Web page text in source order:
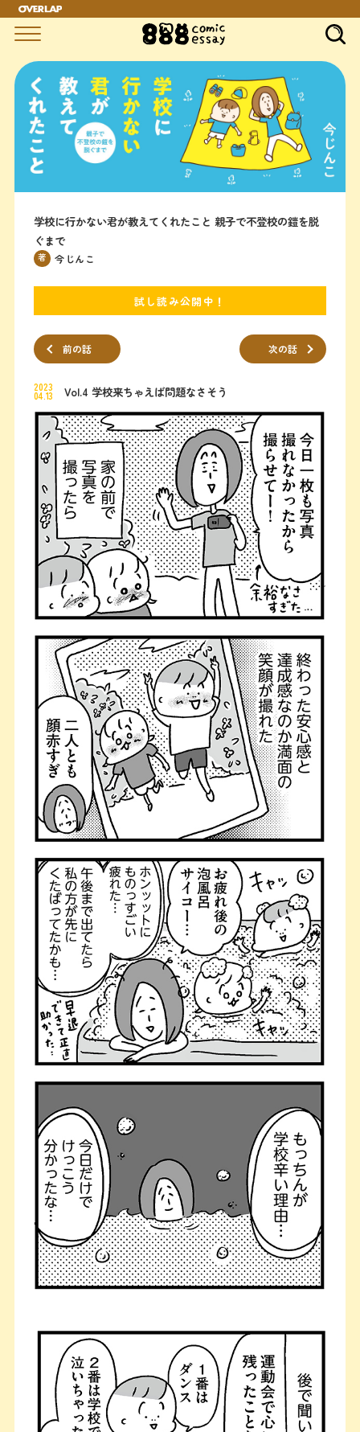
学校に行かない君が教えてくれたこと 親子で不登校の鎧を脱
ぐまで
著 今じんこ
試し読み公開中！
前の話 次の話
2023
04.13 Vol.4 学校来ちゃえば問題なさそう